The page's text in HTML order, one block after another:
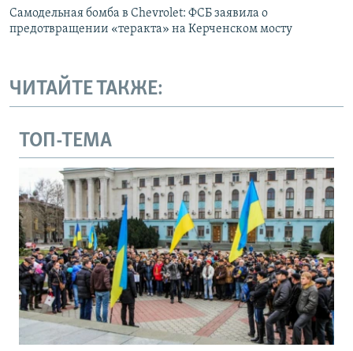
Самодельная бомба в Chevrolet: ФСБ заявила о
предотвращении «теракта» на Керченском мосту
ЧИТАЙТЕ ТАКЖЕ:
ТОП-ТЕМА